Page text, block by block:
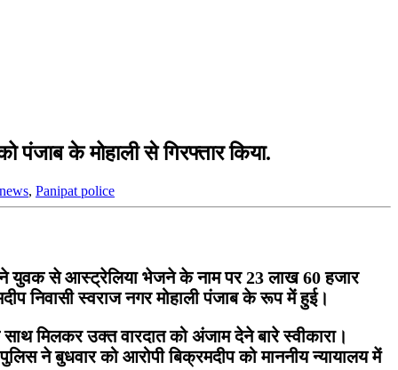
के मोहाली से गिरफ्तार किया.
, Panipat police
ने युवक से आस्ट्रेलिया भेजने के नाम पर 23 लाख 60 हजार
निवासी स्वराज नगर मोहाली पंजाब के रूप में हुई।
मिलकर उक्त वारदात को अंजाम देने बारे स्वीकारा।
ने बुधवार को आरोपी बिक्रमदीप को माननीय न्यायालय में